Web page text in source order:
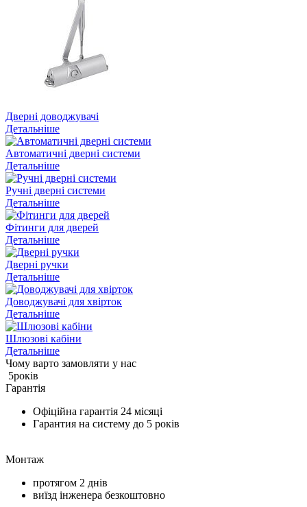
Дверні доводжувачі
Детальніше
Автоматичні дверні системи
Детальніше
Ручні дверні системи
Детальніше
Фітинги для дверей
Детальніше
Дверні ручки
Детальніше
Доводжувачі для хвірток
Детальніше
Шлюзові кабіни
Детальніше
Чому варто замовляти у нас
5років
Гарантія
Офіційна гарантія 24 місяці
Гарантия на систему до 5 років
Монтаж
протягом 2 днів
виїзд інженера безкоштовно